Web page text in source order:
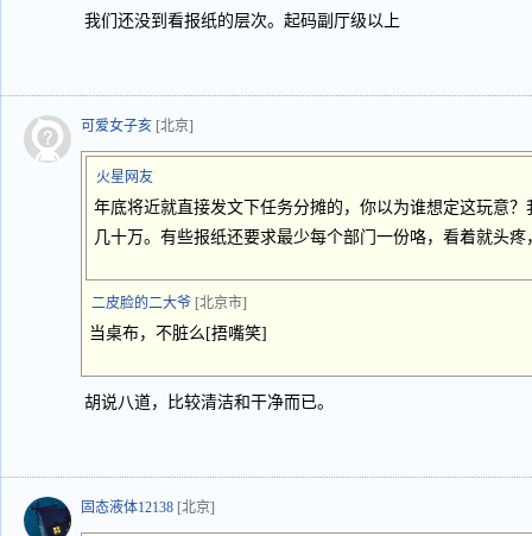
我们还没到看报纸的层次。起码副厅级以上
可爱女子亥 [北京]
火星网友
年底将近就直接发文下任务分摊的，你以为谁想定这玩意
几十万。有些报纸还要求最少每个部门一份咯，看着就头
二皮脸的二大爷 [北京市]
当桌布，不脏么[捂嘴笑]
胡说八道，比较清洁和干净而已。
固态液体12138 [北京]